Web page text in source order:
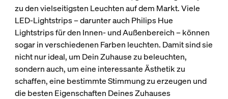
zu den vielseitigsten Leuchten auf dem Markt. Viele
LED-Lightstrips – darunter auch Philips Hue
Lightstrips für den Innen- und Außenbereich – können
sogar in verschiedenen Farben leuchten. Damit sind sie
nicht nur ideal, um Dein Zuhause zu beleuchten,
sondern auch, um eine interessante Ästhetik zu
schaffen, eine bestimmte Stimmung zu erzeugen und
die besten Eigenschaften Deines Zuhauses